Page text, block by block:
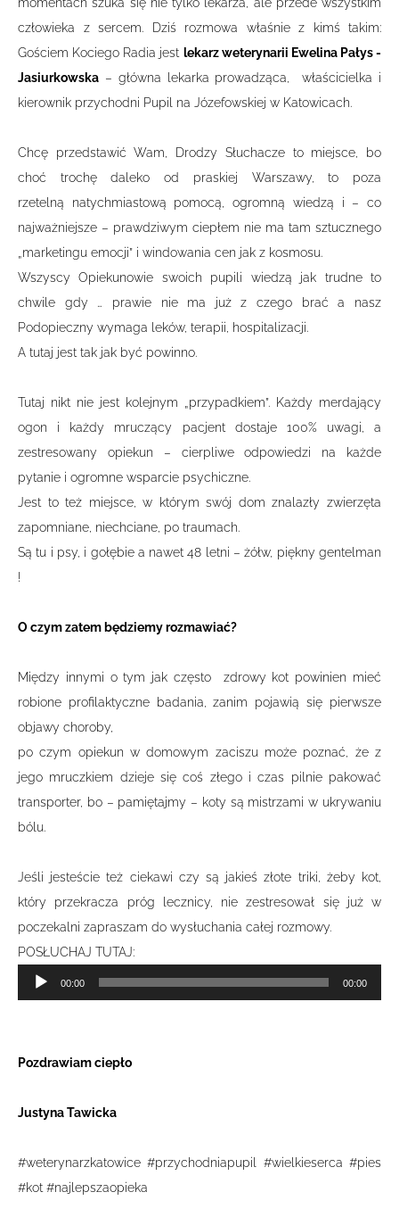
człowieka z sercem. Dziś rozmowa właśnie z kimś takim:
Gościem Kociego Radia jest lekarz weterynarii Ewelina Pałys -
Jasiurkowska – główna lekarka prowadząca, właścicielka i
kierownik przychodni Pupil na Józefowskiej w Katowicach.
Chcę przedstawić Wam, Drodzy Słuchacze to miejsce, bo
choć trochę daleko od praskiej Warszawy, to poza
rzetelną natychmiastową pomocą, ogromną wiedzą i – co
najważniejsze – prawdziwym ciepłem nie ma tam sztucznego
„marketingu emocji” i windowania cen jak z kosmosu.
Wszyscy Opiekunowie swoich pupili wiedzą jak trudne to
chwile gdy … prawie nie ma już z czego brać a nasz
Podopieczny wymaga leków, terapii, hospitalizacji.
A tutaj jest tak jak być powinno.
Tutaj nikt nie jest kolejnym „przypadkiem”. Każdy merdający
ogon i każdy mruczący pacjent dostaje 100% uwagi, a
zestresowany opiekun – cierpliwe odpowiedzi na każde
pytanie i ogromne wsparcie psychiczne.
Jest to też miejsce, w którym swój dom znalazły zwierzęta
zapomniane, niechciane, po traumach.
Są tu i psy, i gołębie a nawet 48 letni – żółw, piękny gentelman
!
O czym zatem będziemy rozmawiać?
Między innymi o tym jak często zdrowy kot powinien mieć
robione profilaktyczne badania, zanim pojawią się pierwsze
objawy choroby,
po czym opiekun w domowym zaciszu może poznać, że z
jego mruczkiem dzieje się coś złego i czas pilnie pakować
transporter, bo – pamiętajmy – koty są mistrzami w ukrywaniu
bólu.
Jeśli jesteście też ciekawi czy są jakieś złote triki, żeby kot,
który przekracza próg lecznicy, nie zestresował się już w
poczekalni zapraszam do wysłuchania całej rozmowy.
POSŁUCHAJ TUTAJ:
Odtwarzacz
plików
00:00 00:00
Pozdrawiam ciepło
Justyna Tawicka
#weterynarzkatowice #przychodniapupil #wielkieserca #pies
#kot #najlepszaopieka